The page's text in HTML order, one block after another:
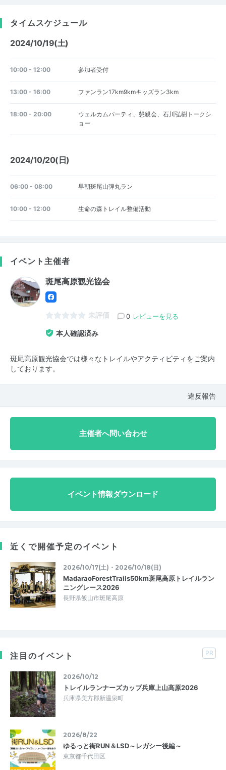
タイムスケジュール
2024/10/19(土)
10:00 - 12:00 参加者受付
13:00 - 16:00 ファンラン17km9kmキッズラン3km
18:00 - 20:00
ウェルカムパーティ、懇親会、石川弘樹トークシ
ョー
2024/10/20(日)
06:00 - 08:00 早朝斑尾山弾丸ラン
10:00 - 12:00 生命の森トレイル整備活動
イベント主催者
斑尾高原観光協会
未評価 0 レビューを見る
本人確認済み
斑尾高原観光協会では様々なトレイルやアクティビティをご案内
しております。
違反報告
主催者へ問い合わせ
イベント情報ダウンロード
近くで開催予定のイベント
2026/10/17(土)・2026/10/18(日)
MadaraoForestTrails50km斑尾高原トレイルラン
ニングレース2026
長野県飯山市斑尾高原
注目のイベント PR
2026/10/12
トレイルランナーズカップ兵庫上山高原2026
兵庫県美方郡新温泉町
2026/8/22
ゆるっと街RUN＆LSD～レガシー後編～
東京都千代田区